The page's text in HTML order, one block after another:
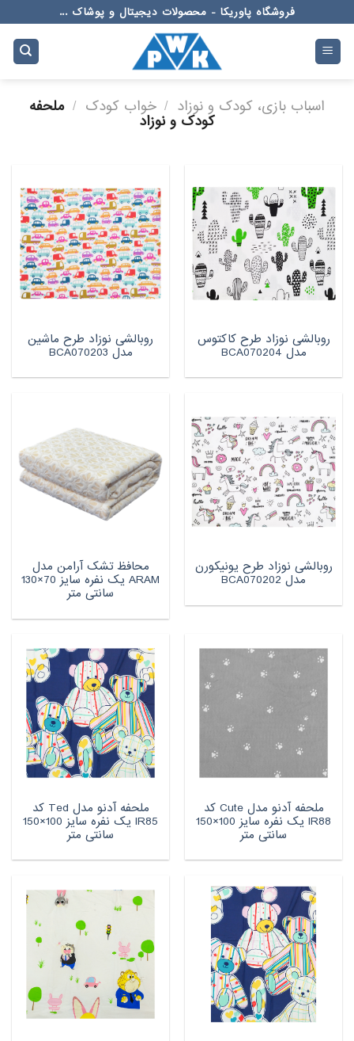
to
content
فروشگاه پاوریکا - محصولات دیجیتال و پوشاک ...
اسباب بازی، کودک و نوزاد / خواب کودک / ملحفه
کودک و نوزاد
روبالشی نوزاد طرح کاکتوس
مدل BCA070204
روبالشی نوزاد طرح ماشین
مدل BCA070203
روبالشی نوزاد طرح یونیکورن
مدل BCA070202
محافظ تشک آرامن مدل
ARAM یک نفره سایز 70×130
سانتی متر
ملحفه آدنو مدل Cute کد
IR88 یک نفره سایز 100×150
سانتی متر
ملحفه آدنو مدل Ted کد
IR85 یک نفره سایز 100×150
سانتی متر